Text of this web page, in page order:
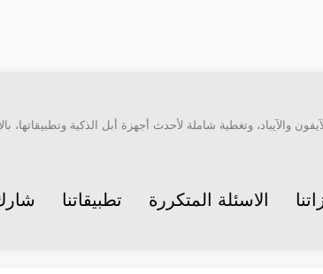
والآيباد، وتغطية شاملة لأحدث أجهزة أبل الذكية وتطبيقاتها،
الاسئلة المتكررة تطبيقاتنا